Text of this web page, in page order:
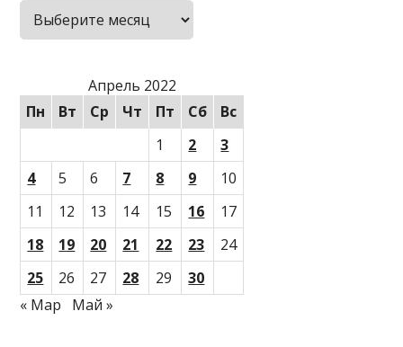
Архивы
Апрель 2022
Пн
Вт Ср Чт Пт Сб
Вс
1
2
3
4
5 6 7 8 9
10
11
12 13 14 15 16
17
18
19 20 21 22 23
24
25
26 27 28 29
30
« Мар
Май »